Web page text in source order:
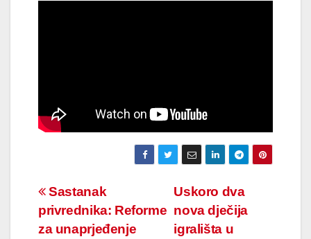
Navigacija
članaka
Uskoro dva
nova dječija
igrališta u
Sastanak
privrednika: Reforme
za unaprjeđenje